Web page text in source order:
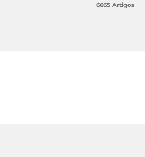
6665 Artigos